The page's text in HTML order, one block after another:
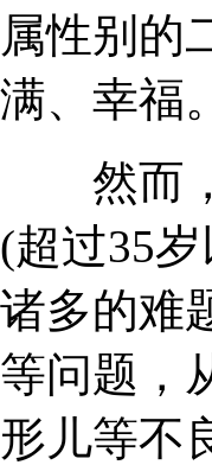
属性别的
满、幸福。
然而，
(超过35
诸多的难
等问题，
形儿等不